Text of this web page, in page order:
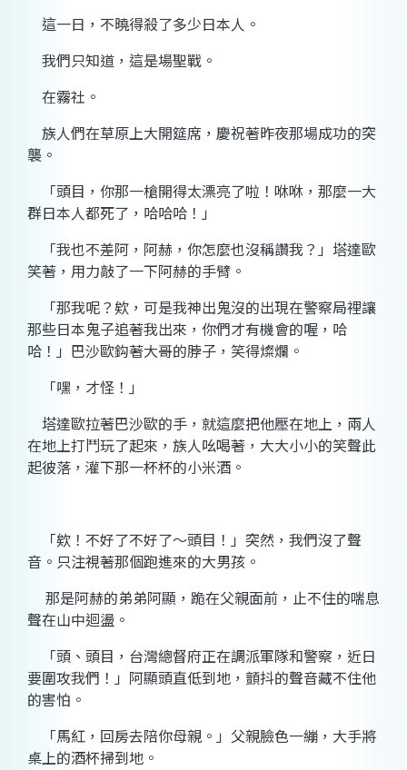
這一日，不曉得殺了多少日本人。
我們只知道，這是場聖戰。
在霧社。
族人們在草原上大開筵席，慶祝著昨夜那場成功的突
襲。
「頭目，你那一槍開得太漂亮了啦！咻咻，那麼一大
群日本人都死了，哈哈哈！」
「我也不差阿，阿赫，你怎麼也沒稱讚我？」塔達歐
笑著，用力敲了一下阿赫的手臂。
「那我呢？欸，可是我神出鬼沒的出現在警察局裡讓
那些日本鬼子追著我出來，你們才有機會的喔，哈
哈！」巴沙歐鈎著大哥的脖子，笑得燦爛。
「嘿，才怪！」
塔達歐拉著巴沙歐的手，就這麼把他壓在地上，兩人
在地上打鬥玩了起來，族人吆喝著，大大小小的笑聲此
起彼落，灌下那一杯杯的小米酒。
「欸！不好了不好了～頭目！」突然，我們沒了聲
音。只注視著那個跑進來的大男孩。
那是阿赫的弟弟阿顯，跪在父親面前，止不住的喘息
聲在山中迴盪。
「頭、頭目，台灣總督府正在調派軍隊和警察，近日
要圍攻我們！」阿顯頭直低到地，顫抖的聲音藏不住他
的害怕。
「馬紅，回房去陪你母親。」父親臉色一繃，大手將
桌上的酒杯掃到地。